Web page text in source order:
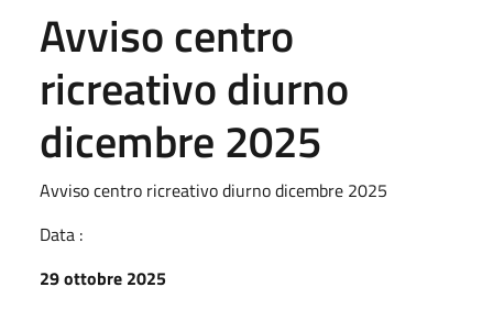
Avviso centro
ricreativo diurno
dicembre 2025
Avviso centro ricreativo diurno dicembre 2025
Data :
29 ottobre 2025